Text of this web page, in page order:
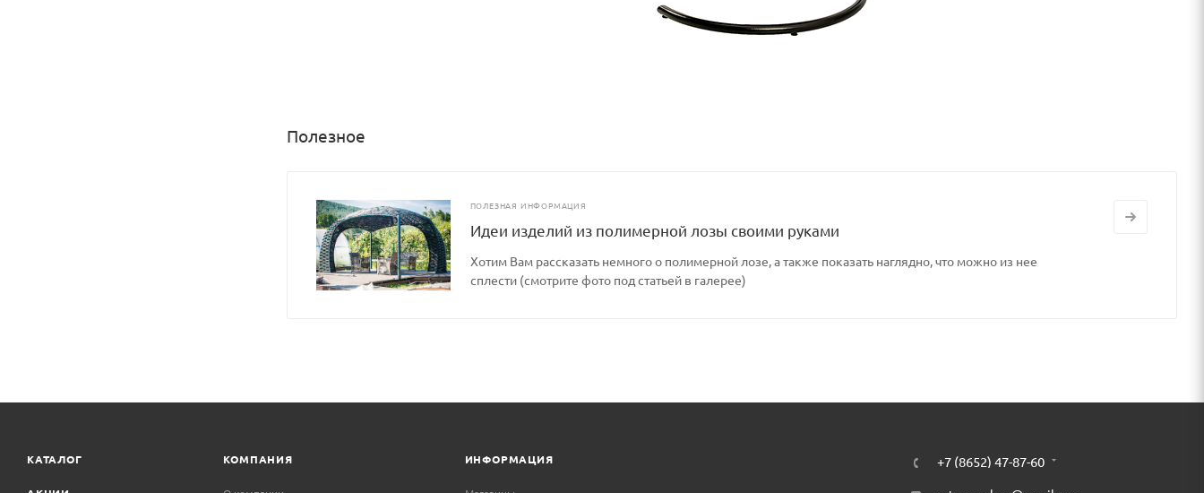
Полезное
ПОЛЕЗНАЯ ИНФОРМАЦИЯ
Идеи изделий из полимерной лозы своими руками
Хотим Вам рассказать немного о полимерной лозе, а также показать наглядно, что можно из нее
сплести (смотрите фото под статьей в галерее)
КАТАЛОГ КОМПАНИЯ ИНФОРМАЦИЯ +7 (8652) 47-87-60